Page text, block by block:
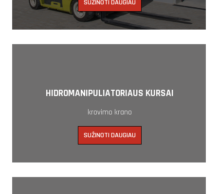
SUŽINOTI DAUGIAU
HIDROMANIPULIATORIAUS KURSAI
krovimo krano
SUŽINOTI DAUGIAU